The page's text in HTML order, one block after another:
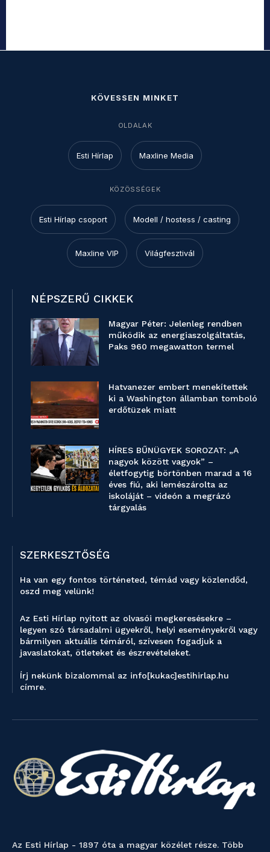
KÖVESSEN MINKET
OLDALAK
Esti Hírlap Maxline Media
KÖZÖSSÉGEK
Esti Hírlap csoport Modell / hostess / casting
Maxline VIP Világfesztivál
NÉPSZERŰ CIKKEK
Magyar Péter: Jelenleg rendben
működik az energiaszolgáltatás,
Paks 960 megawatton termel
Hatvanezer embert menekítettek
ki a Washington államban tomboló
erdőtüzek miatt
HÍRES BŰNÜGYEK SOROZAT: „A
nagyok között vagyok” –
életfogytig börtönben marad a 16
éves fiú, aki lemészárolta az
iskoláját – videón a megrázó
tárgyalás
SZERKESZTŐSÉG
Ha van egy fontos történeted, témád vagy közlendőd,
oszd meg velünk!
Az Esti Hírlap nyitott az olvasói megkeresésekre –
legyen szó társadalmi ügyekről, helyi eseményekről vagy
bármilyen aktuális témáról, szívesen fogadjuk a
javaslatokat, ötleteket és észrevételeket.
Írj nekünk bizalommal az info[kukac]estihirlap.hu
címre.
Az Esti Hírlap - 1897 óta a magyar közélet része. Több